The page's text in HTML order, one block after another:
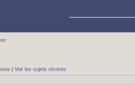
| Voir les sujets récents